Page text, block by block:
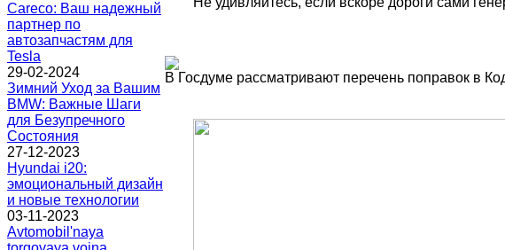
Careco: Ваш надежный
партнер по
автозапчастям для
Tesla
29-02-2024
Зимний Уход за Вашим
BMW: Важные Шаги
для Безупречного
Состояния
27-12-2023
Hyundai i20:
эмоциональный дизайн
и новые технологии
03-11-2023
Avtomobil'naya
В Госдуме рассматривают перечень поправок в